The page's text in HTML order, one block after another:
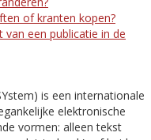
of kranten kopen?
een publicatie in de
is een internationale
elektronische
vormen: alleen tekst